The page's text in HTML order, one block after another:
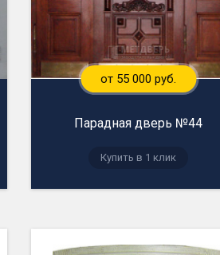
от 55 000 руб.
Парадная дверь №44
Купить в 1 клик